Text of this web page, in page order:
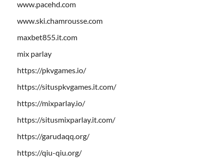
www.pacehd.com
www.ski.chamrousse.com
maxbet855.it.com
mix parlay
https://pkvgames.io/
https://situspkvgames.it.com/
https://mixparlay.io/
https://situsmixparlay.it.com/
https://garudaqq.org/
https://qiu-qiu.org/